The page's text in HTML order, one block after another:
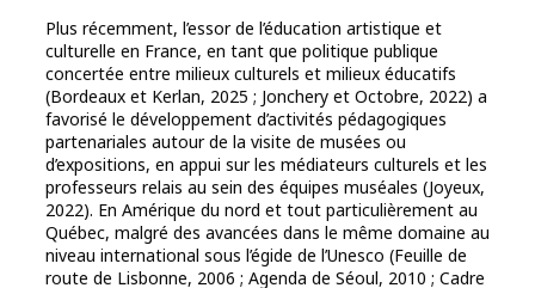
Plus récemment, l’essor de l’éducation artistique et
culturelle en France, en tant que politique publique
concertée entre milieux culturels et milieux éducatifs
(Bordeaux et Kerlan, 2025 ; Jonchery et Octobre, 2022) a
favorisé le développement d’activités pédagogiques
partenariales autour de la visite de musées ou
d’expositions, en appui sur les médiateurs culturels et les
professeurs relais au sein des équipes muséales (Joyeux,
2022). En Amérique du nord et tout particulièrement au
Québec, malgré des avancées dans le même domaine au
niveau international sous l’égide de l’Unesco (Feuille de
route de Lisbonne, 2006 ; Agenda de Séoul, 2010 ; Cadre